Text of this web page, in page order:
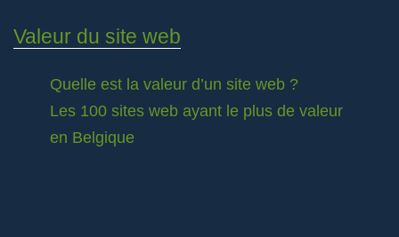
Valeur du site web
Quelle est la valeur d’un site web ?
Les 100 sites web ayant le plus de valeur
en Belgique